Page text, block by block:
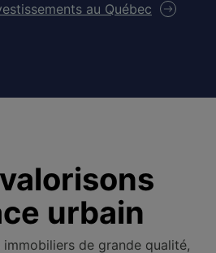
au Québec
urbain
de grande qualité,